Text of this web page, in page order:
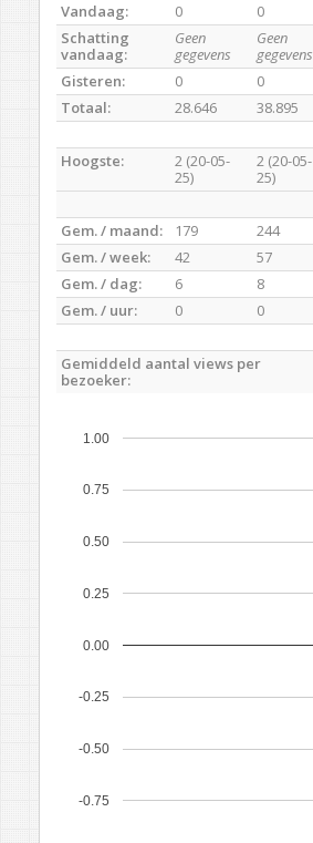
Vandaag:
0 0
Schatting
vandaag:
Geen
gegevens
Geen
gegevens
Gisteren:
0 0
Totaal:
28.646 38.895
Hoogste:
2 (20-05-
25)
2 (20-05-
25)
Gem. / maand: 179
244
Gem. / week:
42
57
Gem. / dag:
6
8
Gem. / uur:
0 0
Gemiddeld aantal views per
bezoeker:
-0.75
-0.50
-0.25
0.00
0.25
0.50
0.75
1.00